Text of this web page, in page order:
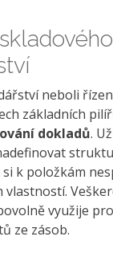
neboli
základních
dokladů.
k položkám
vlastností.
využije
ze zásob.